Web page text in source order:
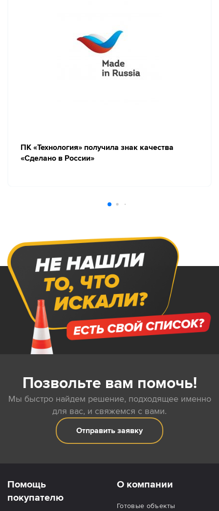
ПК «Технология» получила знак качества
«Сделано в России»
Позвольте вам помочь!
Мы быстро найдем решение, подходящее именно
для вас, и свяжемся с вами.
Отправить заявку
Помощь
покупателю
О компании
Готовые объекты